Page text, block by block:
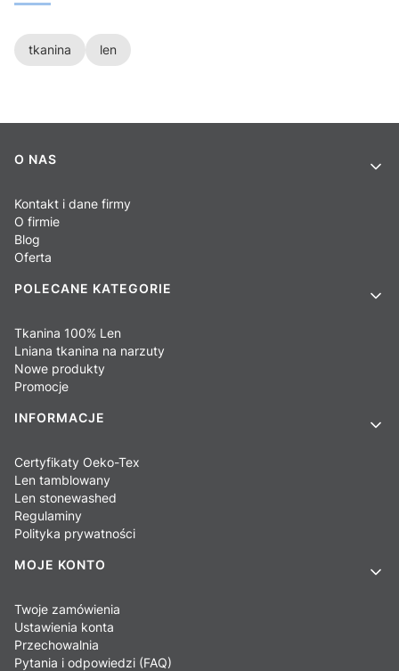
tkanina len
Linki w stopce
O NAS
Kontakt i dane firmy
O firmie
Blog
Oferta
POLECANE KATEGORIE
Tkanina 100% Len
Lniana tkanina na narzuty
Nowe produkty
Promocje
INFORMACJE
Certyfikaty Oeko-Tex
Len tamblowany
Len stonewashed
Regulaminy
Polityka prywatności
MOJE KONTO
Twoje zamówienia
Ustawienia konta
Przechowalnia
Pytania i odpowiedzi (FAQ)